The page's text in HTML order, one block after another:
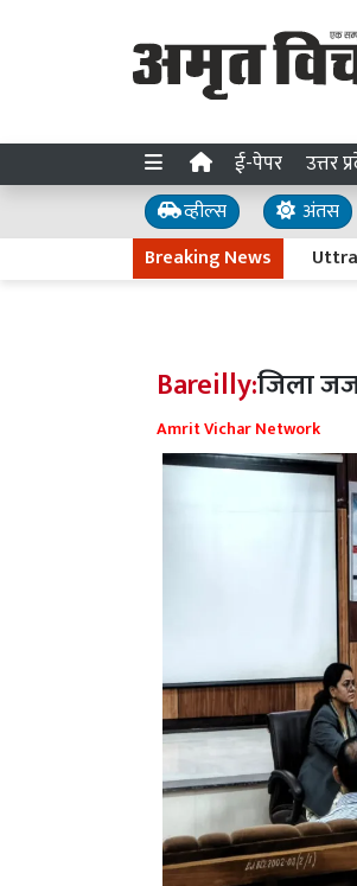
ई-पेपर उत्तर
व्हील्स अंतस
Breaking News
Bareilly:जिला
Amrit Vichar Network